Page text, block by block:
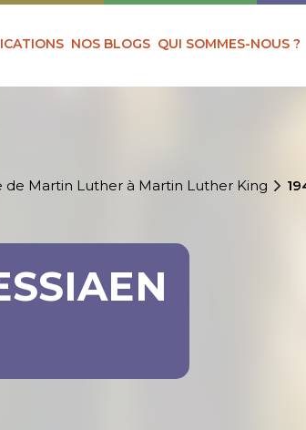
NOS BLOGS QUI SOMMES-NOUS ?
de Martin Luther à Martin Luther King